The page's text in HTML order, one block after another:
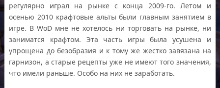
регулярно играл на рынке с конца 2009-го. Летом и
осенью 2010 крафтовые альты были главным занятием в
игре. В WoD мне не хотелось ни торговать на рынке, ни
заниматся крафтом. Эта часть игры была усушена и
упрощена до безобразия и к тому же жестко завязана на
гарнизон, а старые рецепты уже не имеют того значения,
что имели раньше. Особо на них не заработать.